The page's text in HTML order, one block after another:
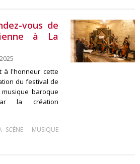
vous de
à La
à l'honneur cette
du festival de
baroque
la création
SCÈNE- MUSIQUE